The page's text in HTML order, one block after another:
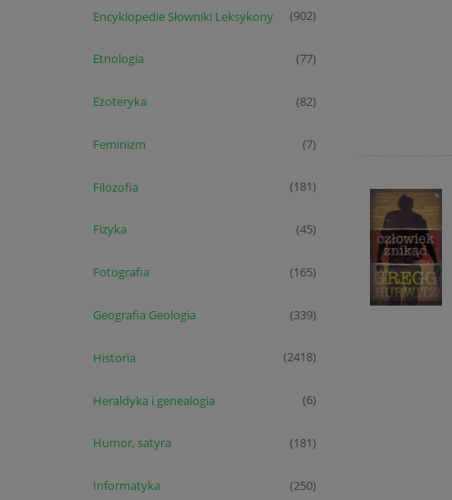
Encyklopedie Słowniki Leksykony (902)
Etnologia (77)
Ezoteryka (82)
Feminizm (7)
Filozofia (181)
Fizyka (45)
Fotografia (165)
Geografia Geologia (339)
Historia (2418)
Heraldyka i genealogia (6)
Humor, satyra (181)
Informatyka (250)